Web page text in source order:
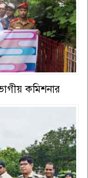
কমিশনার